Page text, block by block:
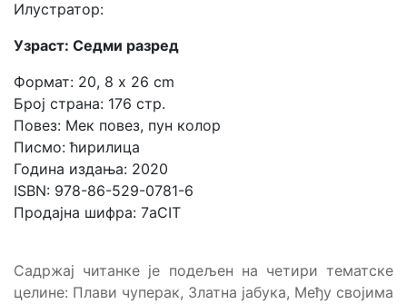
Илустратор:
Узраст: Седми разред
Формат: 20, 8 x 26 cm
Број страна: 176 стр.
Повез: Мек повез, пун колор
Писмо: ћирилица
Година издања: 2020
ISBN: 978-86-529-0781-6
Продајна шифра: 7aCIT
Садржај читанке је подељен на четири тематске
целине: Плави чуперак, Златна јабука, Међу својима